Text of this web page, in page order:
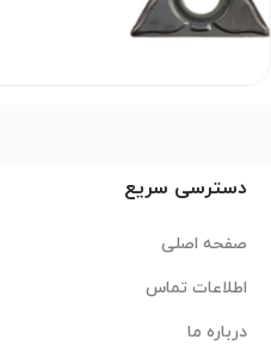
دسترسی سریع
صفحه اصلی
اطلاعات تماس
درباره ما